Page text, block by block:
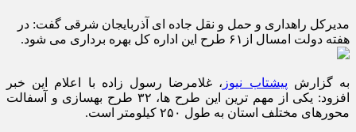
مدیرکل راهداری و حمل و نقل جاده ای آذربایجان شرقی گفت: در
هفته دولت امسال از۶۱ طرح این اداره کل بهره برداری می شود.
به گزارش پیشتاب نیوز ، غلامرضا رسول زاده با اعلام این خبر
افزود: یکی از مهم ترین این طرح‌ ها، ۳۲ طرح بهسازی و آسفالت
محورهای مختلف استان به طول ۲۵۰ کیلومتر است.